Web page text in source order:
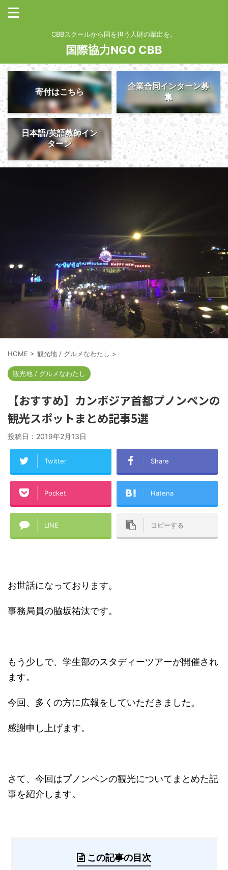
CBBスクールから国を担う人財の輩出を。
国際協力NGO CBB
寄付はこちら
企業合同インターン募
集
日本語/英語教師イン
ターン
HOME > 観光地 / グルメなわたし >
観光地 / グルメなわたし
【おすすめ】カンボジア首都プノンペンの
観光スポットまとめ記事5選
投稿日： 2019年2月13日
Twitter Share
Pocket Hatena
LINE コピーする
お世話になっております。
事務局員の脇坂祐汰です。
もう少しで、学生部のスタディーツアーが開催され
ます。
今回、多くの方に広報をしていただきました。
感謝申し上げます。
さて、今回はプノンペンの観光についてまとめた記
事を紹介します。
この記事の目次